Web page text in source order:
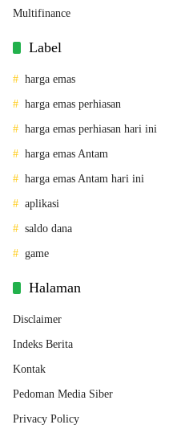
Multifinance
Label
harga emas
harga emas perhiasan
harga emas perhiasan hari ini
harga emas Antam
harga emas Antam hari ini
aplikasi
saldo dana
game
Halaman
Disclaimer
Indeks Berita
Kontak
Pedoman Media Siber
Privacy Policy